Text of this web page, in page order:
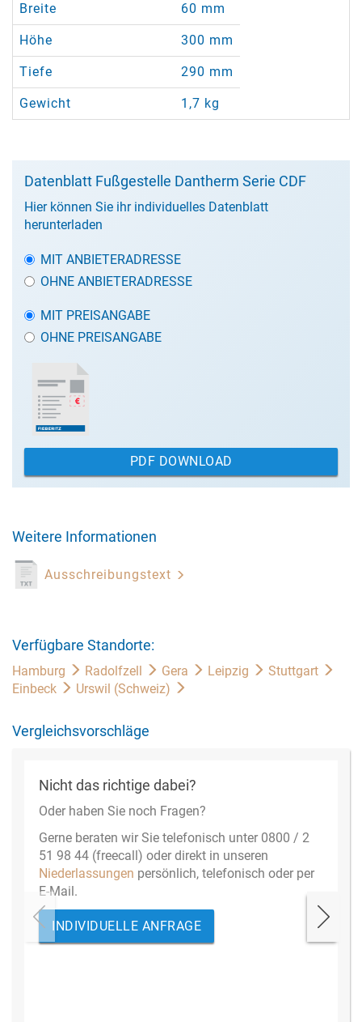
Breite 60 mm
Höhe 300 mm
Tiefe 290 mm
Gewicht 1,7 kg
Datenblatt Fußgestelle Dantherm Serie CDF
Hier können Sie ihr individuelles Datenblatt
herunterladen
MIT ANBIETERADRESSE
OHNE ANBIETERADRESSE
MIT PREISANGABE
OHNE PREISANGABE
PDF DOWNLOAD
Weitere Informationen
Ausschreibungstext
Verfügbare Standorte:
Hamburg Radolfzell Gera Leipzig
Stuttgart
Einbeck
Urswil (Schweiz)
Vergleichsvorschläge
Nicht das richtige dabei?
Oder haben Sie noch Fragen?
Gerne beraten wir Sie telefonisch unter 0800 / 2
51 98 44 (freecall) oder direkt in unseren
Niederlassungen persönlich, telefonisch oder per
E-Mail.
INDIVIDUELLE ANFRAGE